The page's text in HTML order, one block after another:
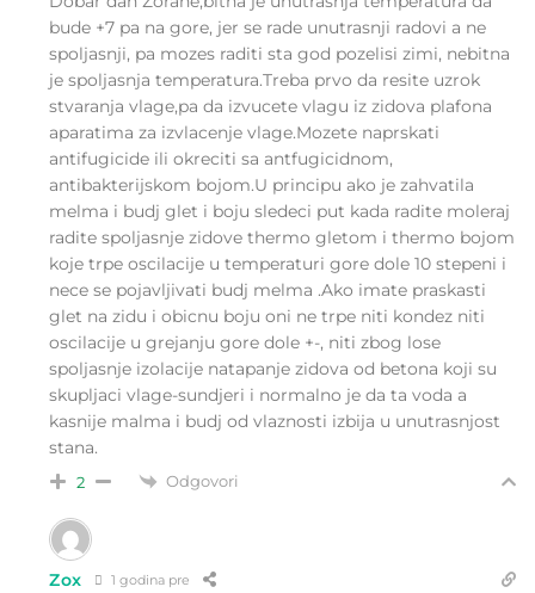
bude +7 pa na gore, jer se rade unutrasnji radovi a ne
spoljasnji, pa mozes raditi sta god pozelisi zimi, nebitna
je spoljasnja temperatura.Treba prvo da resite uzrok
stvaranja vlage,pa da izvucete vlagu iz zidova plafona
aparatima za izvlacenje vlage.Mozete naprskati
antifugicide ili okreciti sa antfugicidnom,
antibakterijskom bojom.U principu ako je zahvatila
melma i budj glet i boju sledeci put kada radite moleraj
radite spoljasnje zidove thermo gletom i thermo bojom
koje trpe oscilacije u temperaturi gore dole 10 stepeni i
nece se pojavljivati budj melma .Ako imate praskasti
glet na zidu i obicnu boju oni ne trpe niti kondez niti
oscilacije u grejanju gore dole +-, niti zbog lose
spoljasnje izolacije natapanje zidova od betona koji su
skupljaci vlage-sundjeri i normalno je da ta voda a
kasnije malma i budj od vlaznosti izbija u unutrasnjost
stana.
2 Odgovori
Zox 1 godina pre